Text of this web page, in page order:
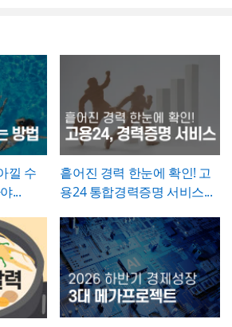
현장 점검 결과에 따
가 있는 경우에는 내
향후 보수 책임의 근
것이 좋습니다. 마
사 양측의 서명은 실
당자가 직접 하도록
서류가 아니라 실질
서의 효력을 갖도록
제점을 최대한 구체적
득력의 핵심
입니다.
"처럼 막연한 표현 대
발생 빈도, 소요 시간
면 개선의 필요성이
다. 개선 목표는 문제
해소되는 방향으로
대효과는 가능한 한
시간, 만족도 개선
계가 드러나도록 작성
자인되었습니다. 내
로 정리되어 있어 복
담을 수 있으며, 아
서부터 미디어 매체
안, 브랜드 마케팅
를 보기 쉽게 제작할
의 옥외광고 매체 소
발표, 마케팅 대행
자료 등 실무에 필
정리할 수 있으며, 광
야에서 활용하기 좋습
트렌디한 톤으로 크리
야 하는 실무자와 기
릿입니다.
다양하게 활용할 수
용하면 캠페인 진행
, 성과 지표 등을 한
있습니다.
로 옥외광고 매체 제
서, 광고 실적 보고
용 가능합니다.
한 컬러 대비 덕분에
적이고 임팩트 있는
.
폰트는 [ Cafe24 PRO
트로 보입니다.
않으므로 다운로드
릿 > 비즈니스/금융
낄 수
...
흩어진 경력 한눈에 확인! 고
용24 통합경력증명 서비스...